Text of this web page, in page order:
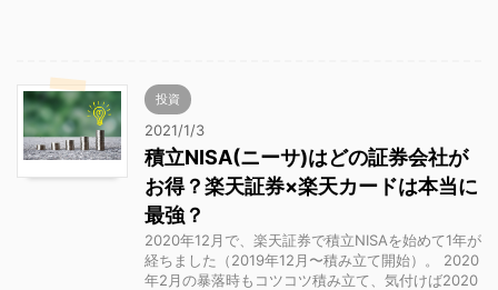
投資
2021/1/3
積立NISA(ニーサ)はどの証券会社が
お得？楽天証券×楽天カードは本当に
最強？
2020年12月で、楽天証券で積立NISAを始めて1年が
経ちました（2019年12月〜積み立て開始）。 2020
年2月の暴落時もコツコツ積み立て、気付けば2020